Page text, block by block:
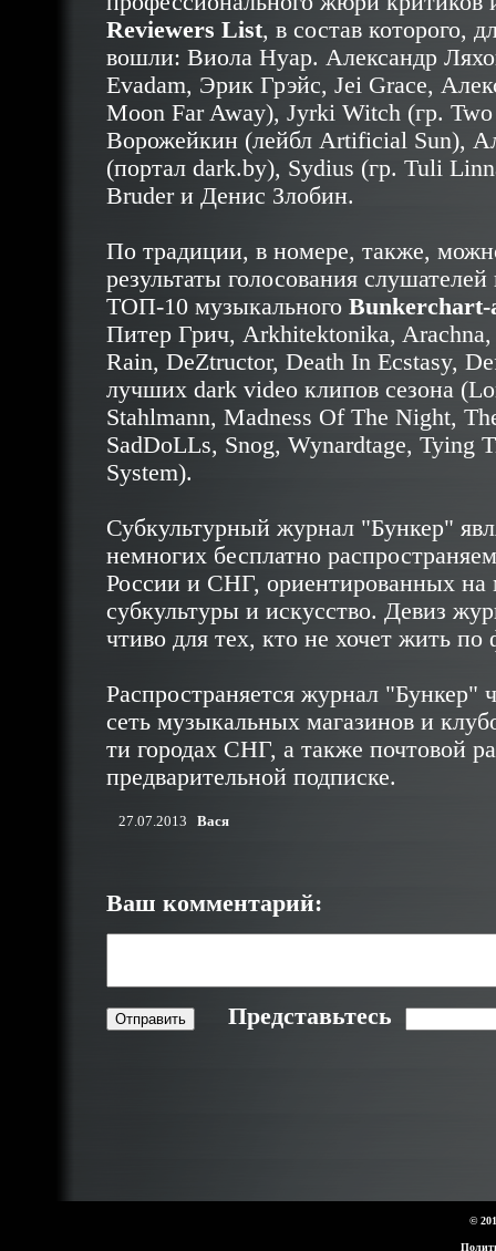
Reviewers List, в состав которого,
вошли: Виола Нуар. Александр
Evadam, Эрик Грэйс, Jei Grace,
Moon Far Away), Jyrki Witch (гр.
Ворожейкин (лейбл Artificial Sun),
(портал dark.by), Sydius (гр. Tuli
Bruder и Денис Злобин.
По традиции, в номере, также,
результаты голосования
ТОП-10 музыкального Bunkerchart-
Питер Грич, Arkhitektonika, Arachna,
Rain, DeZtructor, Death In Ecstasy,
лучших dark video клипов сезона
Stahlmann, Madness Of The Night,
SadDoLLs, Snog, Wynardtage, Tying
System).
Субкультурный журнал "Бункер"
немногих бесплатно
России и СНГ, ориентированных на
субкультуры и искусство. Девиз
чтиво для тех, кто не хочет жить
Распространяется журнал "Бункер"
сеть музыкальных магазинов и
ти городах СНГ, а также почтовой
предварительной подписке.
27.07.2013 Вася
Ваш комментарий:
Представьтесь
©